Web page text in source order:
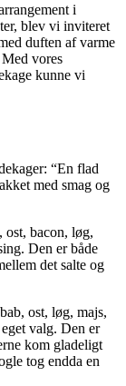
i
blev vi inviteret
duften af varme
vores
kunne vi
“En flad
med smag og
bacon, løg,
Den er både
det salte og
ost, løg, majs,
valg. Den er
kom gladeligt
tog endda en